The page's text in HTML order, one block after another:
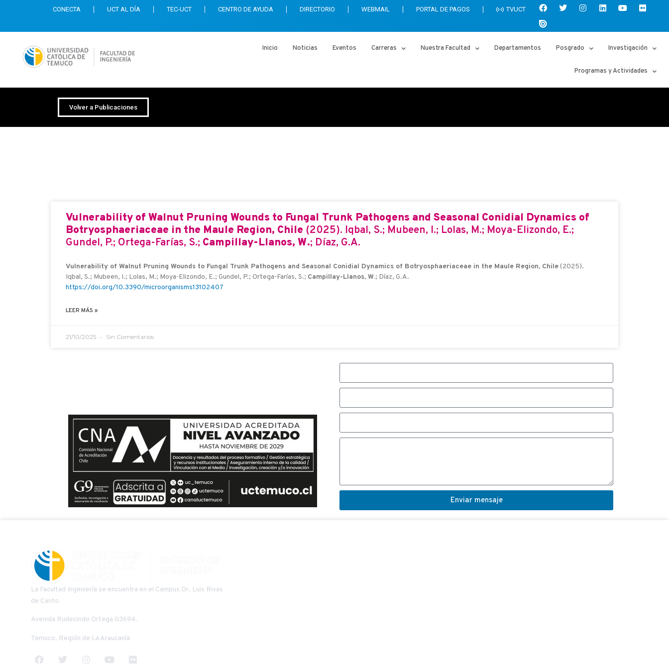
CONECTA UCT AL DÍA TEC-UCT CENTRO DE AYUDA DIRECTORIO WEBMAIL PORTAL DE PAGOS TVUCT
Inicio Noticias Eventos Carreras Nuestra Facultad Departamentos Posgrado Investigación
Programas y Actividades
Volver a Publicaciones
Vulnerability of Walnut Pruning Wounds to Fungal Trunk Pathogens and Seasonal Conidial Dynamics of
Botryosphaeriaceae in the Maule Region, Chile (2025). Iqbal, S.; Mubeen, I.; Lolas, M.; Moya-Elizondo, E.;
Gundel, P.; Ortega-Farías, S.; Campillay-Llanos, W.; Díaz, G.A.
Vulnerability of Walnut Pruning Wounds to Fungal Trunk Pathogens and Seasonal Conidial Dynamics of Botryosphaeriaceae in the Maule Region, Chile(2025).
Iqbal, S.; Mubeen, I.; Lolas, M.; Moya-Elizondo, E.; Gundel, P.; Ortega-Farías, S.; Campillay-Llanos, W.; Díaz, G.A.
https://doi.org/10.3390/microorganisms13102407
LEER MÁS »
21/10/2025 Sin Comentarios
Enviar mensaje
La Facultad Ingeniería se encuentra en el Campus Dr. Luis Rivas
de Canto.
Avenida Rudecindo Ortega 03694.
Temuco, Región de La Araucanía